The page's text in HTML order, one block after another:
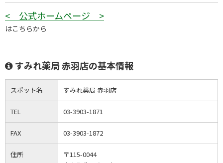
< 公式ホームページ >
はこちらから
すみれ薬局 赤羽店の基本情報
スポット名 すみれ薬局 赤羽店
TEL 03-3903-1871
FAX 03-3903-1872
住所
〒115-0044